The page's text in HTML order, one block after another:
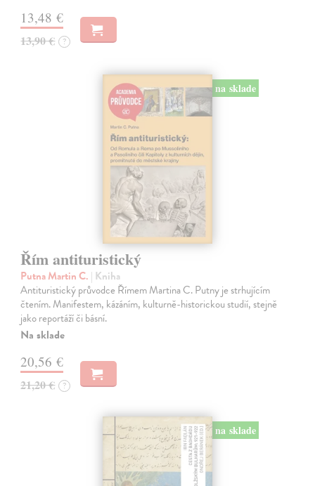
13,48 €
13,90 € ?
na sklade
Řím antituristický
Putna Martin C. | Kniha
Antituristický průvodce Římem Martina C. Putny je strhujícím
čtením. Manifestem, kázáním, kulturně-historickou studií, stejně
jako reportáží či básní.
Na sklade
20,56 €
21,20 € ?
na sklade